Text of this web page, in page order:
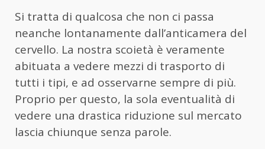
Si tratta di qualcosa che non ci passa
neanche lontanamente dall’anticamera del
cervello. La nostra scoietà è veramente
abituata a vedere mezzi di trasporto di
tutti i tipi, e ad osservarne sempre di più.
Proprio per questo, la sola eventualità di
vedere una drastica riduzione sul mercato
lascia chiunque senza parole.